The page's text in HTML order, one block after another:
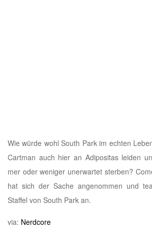
Wie würde wohl South Park im echten
Cartman auch hier an Adipositas leiden
mer oder weniger unerwartet sterben?
hat sich der Sache angenommen und
Staffel von South Park an.
via: Nerdcore